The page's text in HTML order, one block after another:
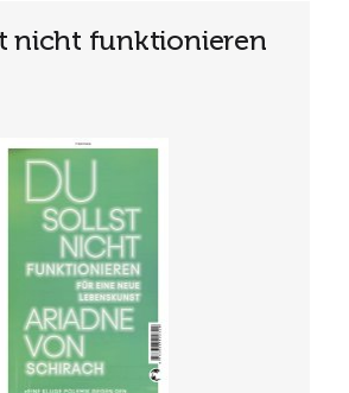
nicht funktionieren